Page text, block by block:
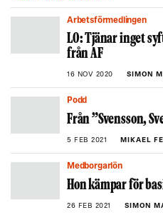
Arbetsförmedlingen
LO: Tjänar inget
från AF
16 NOV 2020 SIMON
Podd
Från ”Svensson,
5 FEB 2021 MIKAEL
Medborgarlön
Hon kämpar för
26 FEB 2021 SIMON